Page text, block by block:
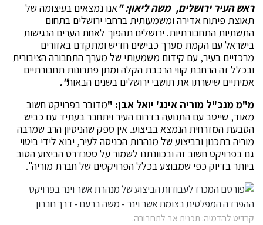
ראש העיר ירושלים, משה ליאון: "אנו נמצאים בעיצומה של
תאוצת פיתוח אדירה ומשמעותית ברחבי ירושלים בתחום
התשתיות התחבורתיות. ירושלים תהפוך לאחת הערים הנגישות
בישראל עם הקמת מערך כבישים חדיש ומתקדם באזורים
מרכזיים בעיר, עם קידום משמעותי של מערך התחבורה הציבורית
ובכלל זה הרחבת קווי הרכבת הקלה ומתן פתרונות תחבורתיים
אמיתיים שישרתו את תושבי ירושלים בשנים הבאות".
מ"מ מנכ"ל מוריה אינג' יואל אבן: "מדובר בפרויקט חשוב
מאוד, שייטב עם התנועה בדרום העיר ויתחבר בעתיד עם כביש
הטבעת המזרחית הנמצא בביצוע. אין ספק שהניסיון הרב שמרבה
מוריה בתכנון ובביצוע של מנהרות הכניסה לעיר, יבוא לידי ביטוי
גם בפרויקט חשוב זה ובכוונתנו לשמור על סטנדרט הביצוע הטוב
ביותר בדיוק כפי שמבוצע בכלל הפרויקטים של חברת מוריה".
קרדיט להדמיה: תכנית אב לתחבורה.